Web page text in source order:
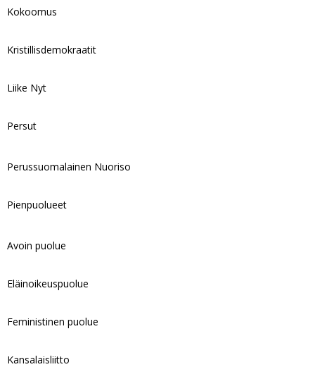
Kokoomus
Kristillisdemokraatit
Liike Nyt
Persut
Perussuomalainen Nuoriso
Pienpuolueet
Avoin puolue
Eläinoikeuspuolue
Feministinen puolue
Kansalaisliitto